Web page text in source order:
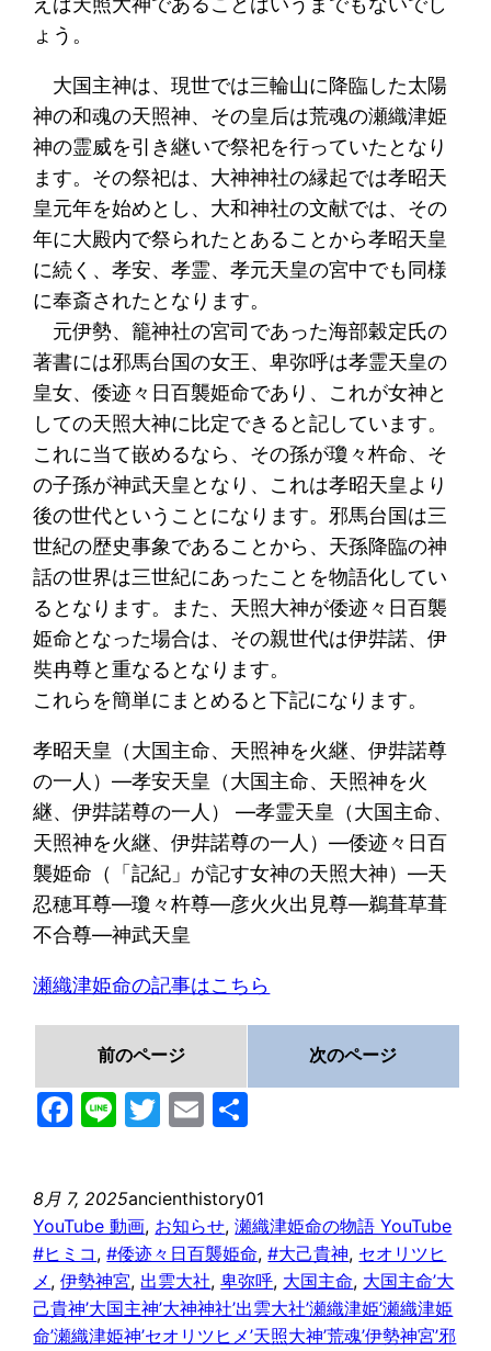
ょう。
大国主神は、現世では三輪山に降臨した太陽
神の和魂の天照神、その皇后は荒魂の瀬織津姫
神の霊威を引き継いで祭祀を行っていたとなり
ます。その祭祀は、大神神社の縁起では孝昭天
皇元年を始めとし、大和神社の文献では、その
年に大殿内で祭られたとあることから孝昭天皇
に続く、孝安、孝霊、孝元天皇の宮中でも同様
に奉斎されたとなります。
元伊勢、籠神社の宮司であった海部穀定氏の
著書には邪馬台国の女王、卑弥呼は孝霊天皇の
皇女、倭迹々日百襲姫命であり、これが女神と
しての天照大神に比定できると記しています。
これに当て嵌めるなら、その孫が瓊々杵命、そ
の子孫が神武天皇となり、これは孝昭天皇より
後の世代ということになります。邪馬台国は三
世紀の歴史事象であることから、天孫降臨の神
話の世界は三世紀にあったことを物語化してい
るとなります。また、天照大神が倭迹々日百襲
姫命となった場合は、その親世代は伊弉諾、伊
奘冉尊と重なるとなります。
これらを簡単にまとめると下記になります。
孝昭天皇（大国主命、天照神を火継、伊弉諾尊
の一人）―孝安天皇（大国主命、天照神を火
継、伊弉諾尊の一人） ―孝霊天皇（大国主命、
天照神を火継、伊弉諾尊の一人）―倭迹々日百
襲姫命（「記紀」が記す女神の天照大神）―天
忍穂耳尊―瓊々杵尊―彦火火出見尊―鵜葺草葺
不合尊―神武天皇
瀬織津姫命の記事はこちら
前のページ 次のページ
Facebook
LineTwitter
Email
8月 7, 2025ancienthistory01
YouTube 動画, お知らせ, 瀬織津姫命の物語 YouTube
#ヒミコ , #倭迹々日百襲姫命, #大己貴神, セオリツヒ
メ , 伊勢神宮, 出雲大社, 卑弥呼, 大国主命, 大国主命’大
己貴神’大国主神’大神神社’出雲大社’瀬織津姫’瀬織津姫
命’瀬織津姫神’セオリツヒメ’天照大神’荒魂’伊勢神宮’邪